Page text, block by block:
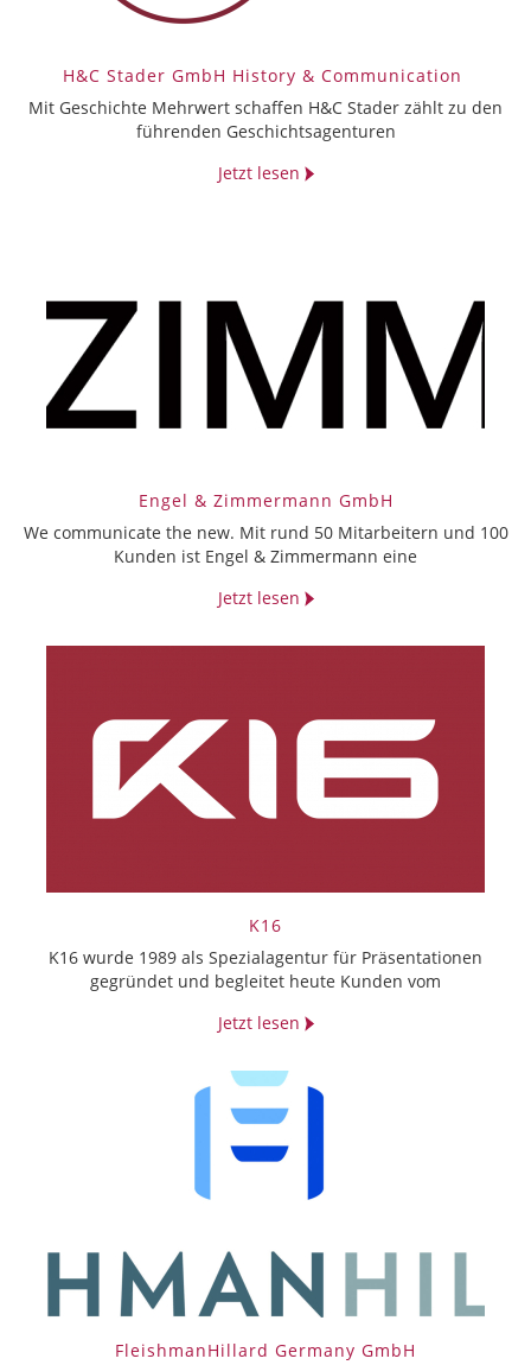
H&C Stader GmbH History & Communication
Mit Geschichte Mehrwert schaffen H&C Stader zählt zu den
führenden Geschichtsagenturen
Jetzt lesen
Engel & Zimmermann GmbH
We communicate the new. Mit rund 50 Mitarbeitern und 100
Kunden ist Engel & Zimmermann eine
Jetzt lesen
K16
K16 wurde 1989 als Spezialagentur für Präsentationen
gegründet und begleitet heute Kunden vom
Jetzt lesen
FleishmanHillard Germany GmbH